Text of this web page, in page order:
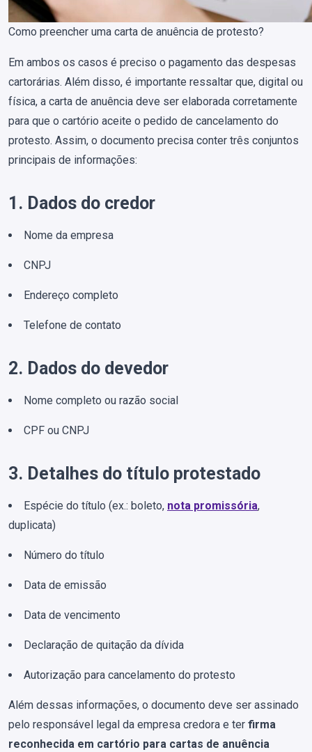
Como preencher uma carta de anuência de protesto?
Em ambos os casos é preciso o pagamento das despesas
cartorárias. Além disso, é importante ressaltar que, digital ou
física, a carta de anuência deve ser elaborada corretamente
para que o cartório aceite o pedido de cancelamento do
protesto. Assim, o documento precisa conter três conjuntos
principais de informações:
1. Dados do credor
Nome da empresa
CNPJ
Endereço completo
Telefone de contato
2. Dados do devedor
Nome completo ou razão social
CPF ou CNPJ
3. Detalhes do título protestado
Espécie do título (ex.: boleto, nota promissória,
duplicata)
Número do título
Data de emissão
Data de vencimento
Declaração de quitação da dívida
Autorização para cancelamento do protesto
Além dessas informações, o documento deve ser assinado
pelo responsável legal da empresa credora e ter firma
reconhecida em cartório para cartas de anuência